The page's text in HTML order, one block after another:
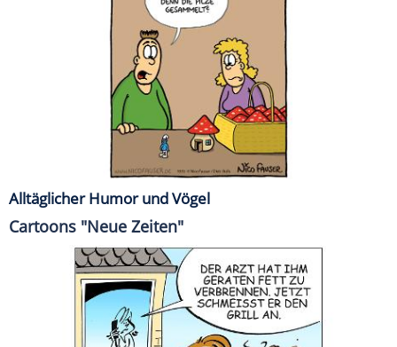
Alltäglicher Humor und Vögel
Cartoons "Neue Zeiten"